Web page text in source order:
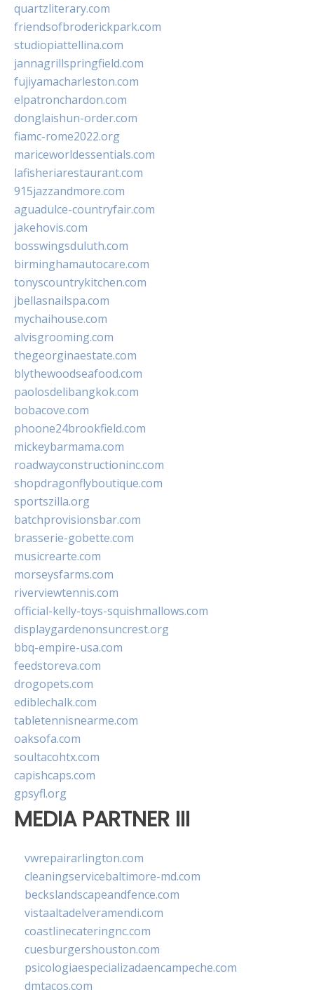
quartzliterary.com
friendsofbroderickpark.com
studiopiattellina.com
jannagrillspringfield.com
fujiyamacharleston.com
elpatronchardon.com
donglaishun-order.com
fiamc-rome2022.org
mariceworldessentials.com
lafisheriarestaurant.com
915jazzandmore.com
aguadulce-countryfair.com
jakehovis.com
bosswingsduluth.com
birminghamautocare.com
tonyscountrykitchen.com
jbellasnailspa.com
mychaihouse.com
alvisgrooming.com
thegeorginaestate.com
blythewoodseafood.com
paolosdelibangkok.com
bobacove.com
phoone24brookfield.com
mickeybarmama.com
roadwayconstructioninc.com
shopdragonflyboutique.com
sportszilla.org
batchprovisionsbar.com
brasserie-gobette.com
musicrearte.com
morseysfarms.com
riverviewtennis.com
official-kelly-toys-squishmallows.com
displaygardenonsuncrest.org
bbq-empire-usa.com
feedstoreva.com
drogopets.com
ediblechalk.com
tabletennisnearme.com
oaksofa.com
soultacohtx.com
capishcaps.com
gpsyfl.org
MEDIA PARTNER III
vwrepairarlington.com
cleaningservicebaltimore-md.com
beckslandscapeandfence.com
vistaaltadelveramendi.com
coastlinecateringnc.com
cuesburgershouston.com
psicologiaespecializadaencampeche.com
dmtacos.com